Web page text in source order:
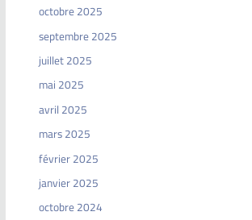
octobre 2025
septembre 2025
juillet 2025
mai 2025
avril 2025
mars 2025
février 2025
janvier 2025
octobre 2024